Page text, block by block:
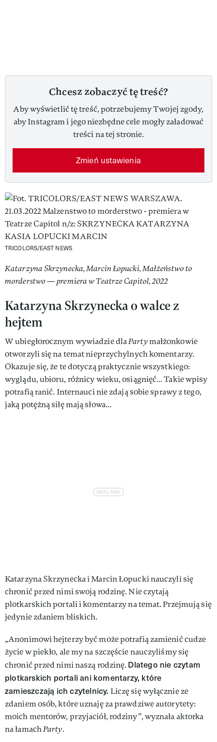
Chcesz zobaczyć tę treść?
Aby wyświetlić tę treść, potrzebujemy Twojej zgody,
aby Instagram i jego niezbędne cele mogły załadować
treści na tej stronie.
Zmień ustawienia
TRICOLORS/EAST NEWS
Katarzyna Skrzynecka, Marcin Łopucki, Małżeństwo to
morderstwo — premiera w Teatrze Capitol, 2022
Katarzyna Skrzynecka o walce z
hejtem
W ubiegłorocznym wywiadzie dlaPartymałżonkowie
otworzyli się na temat nieprzychylnych komentarzy.
Okazuje się, że te dotyczą praktycznie wszystkiego:
wyglądu, ubioru, różnicy wieku, osiągnięć… Takie wpisy
potrafią ranić. Internauci nie zdają sobie sprawy z tego,
jaką potężną siłę mają słowa...
Katarzyna Skrzynecka i Marcin Łopucki nauczyli się
chronić przed nimi swoją rodzinę. Nie czytają
plotkarskich portali i komentarzy na temat. Przejmują się
jedynie zdaniem bliskich.
„Anonimowi hejterzy być może potrafią zamienić cudze
życie w piekło, ale my na szczęście nauczyliśmy się
chronić przed nimi naszą rodzinę. Dlatego nie czytam
plotkarskich portali ani komentarzy, które
zamieszczają ich czytelnicy. Liczę się wyłącznie ze
zdaniem osób, które uznaję za prawdziwe autorytety:
moich mentorów, przyjaciół, rodziny”, wyznała aktorka
na łamachParty.